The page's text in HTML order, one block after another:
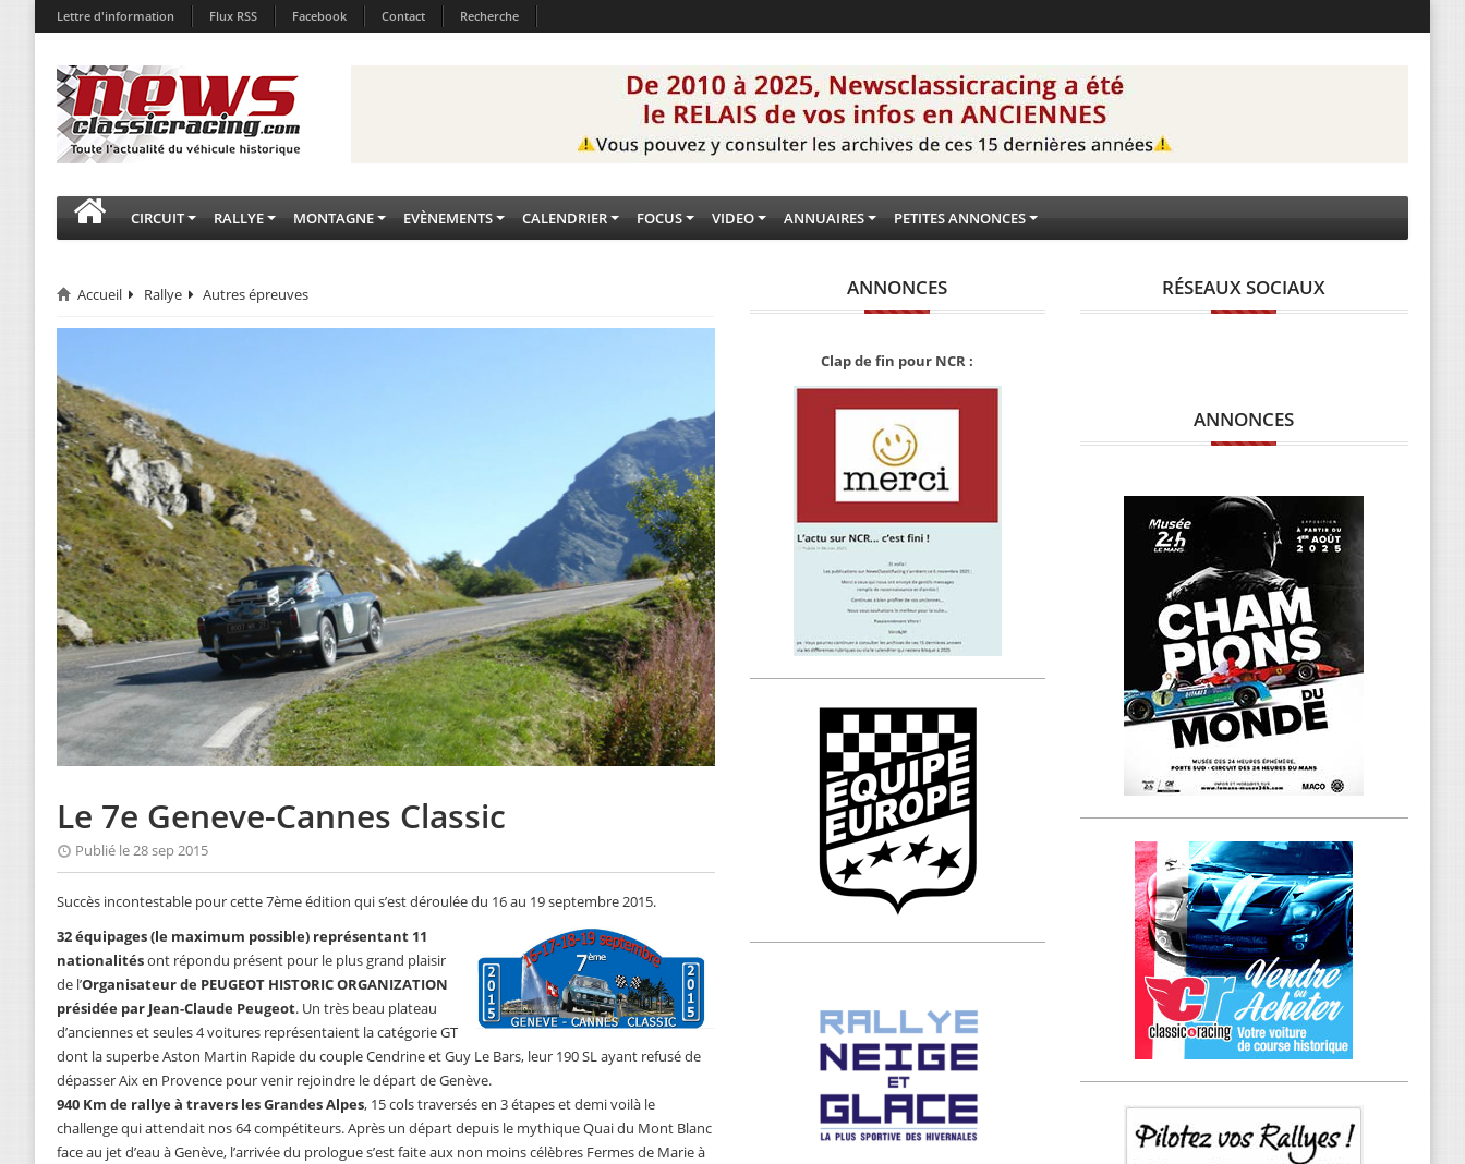
Lettre d'information Flux RSS Facebook Contact Recherche
CIRCUIT RALLYE MONTAGNE EVÈNEMENTS CALENDRIER FOCUS VIDEO ANNUAIRES PETITES ANNONCES
Accueil Rallye Autres épreuves
Le 7e Geneve-Cannes Classic
Publié le 28 sep 2015
Succès incontestable pour cette 7ème édition qui s’est déroulée du 16 au 19 septembre 2015.
32 équipages (le maximum possible) représentant 11
nationalitésont répondu présent pour le plus grand plaisir
de l’Organisateur de PEUGEOT HISTORIC ORGANIZATION
présidée par Jean-Claude Peugeot. Un très beau plateau
d’anciennes et seules 4 voitures représentaient la catégorie GT
dont la superbe Aston Martin Rapide du couple Cendrine et Guy Le Bars, leur 190 SL ayant refusé de
dépasser Aix en Provence pour venir rejoindre le départ de Genève.
940 Km de rallye à travers les Grandes Alpes, 15 cols traversés en 3 étapes et demi voilà le
challenge qui attendait nos 64 compétiteurs. Après un départ depuis le mythique Quai du Mont Blanc
face au jet d’eau à Genève, l’arrivée du prologue s’est faite aux non moins célèbres Fermes de Marie à
ANNONCES
Clap de fin pour NCR :
RÉSEAUX SOCIAUX
ANNONCES